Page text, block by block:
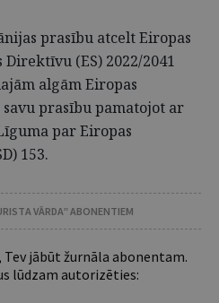
prasību atcelt Eiropas
(ES) 2022/2041
algām Eiropas
prasību pamatojot ar
par Eiropas
153.
VĀRDA” ABONENTIEM
jābūt žurnāla abonentam.
lūdzam autorizēties: